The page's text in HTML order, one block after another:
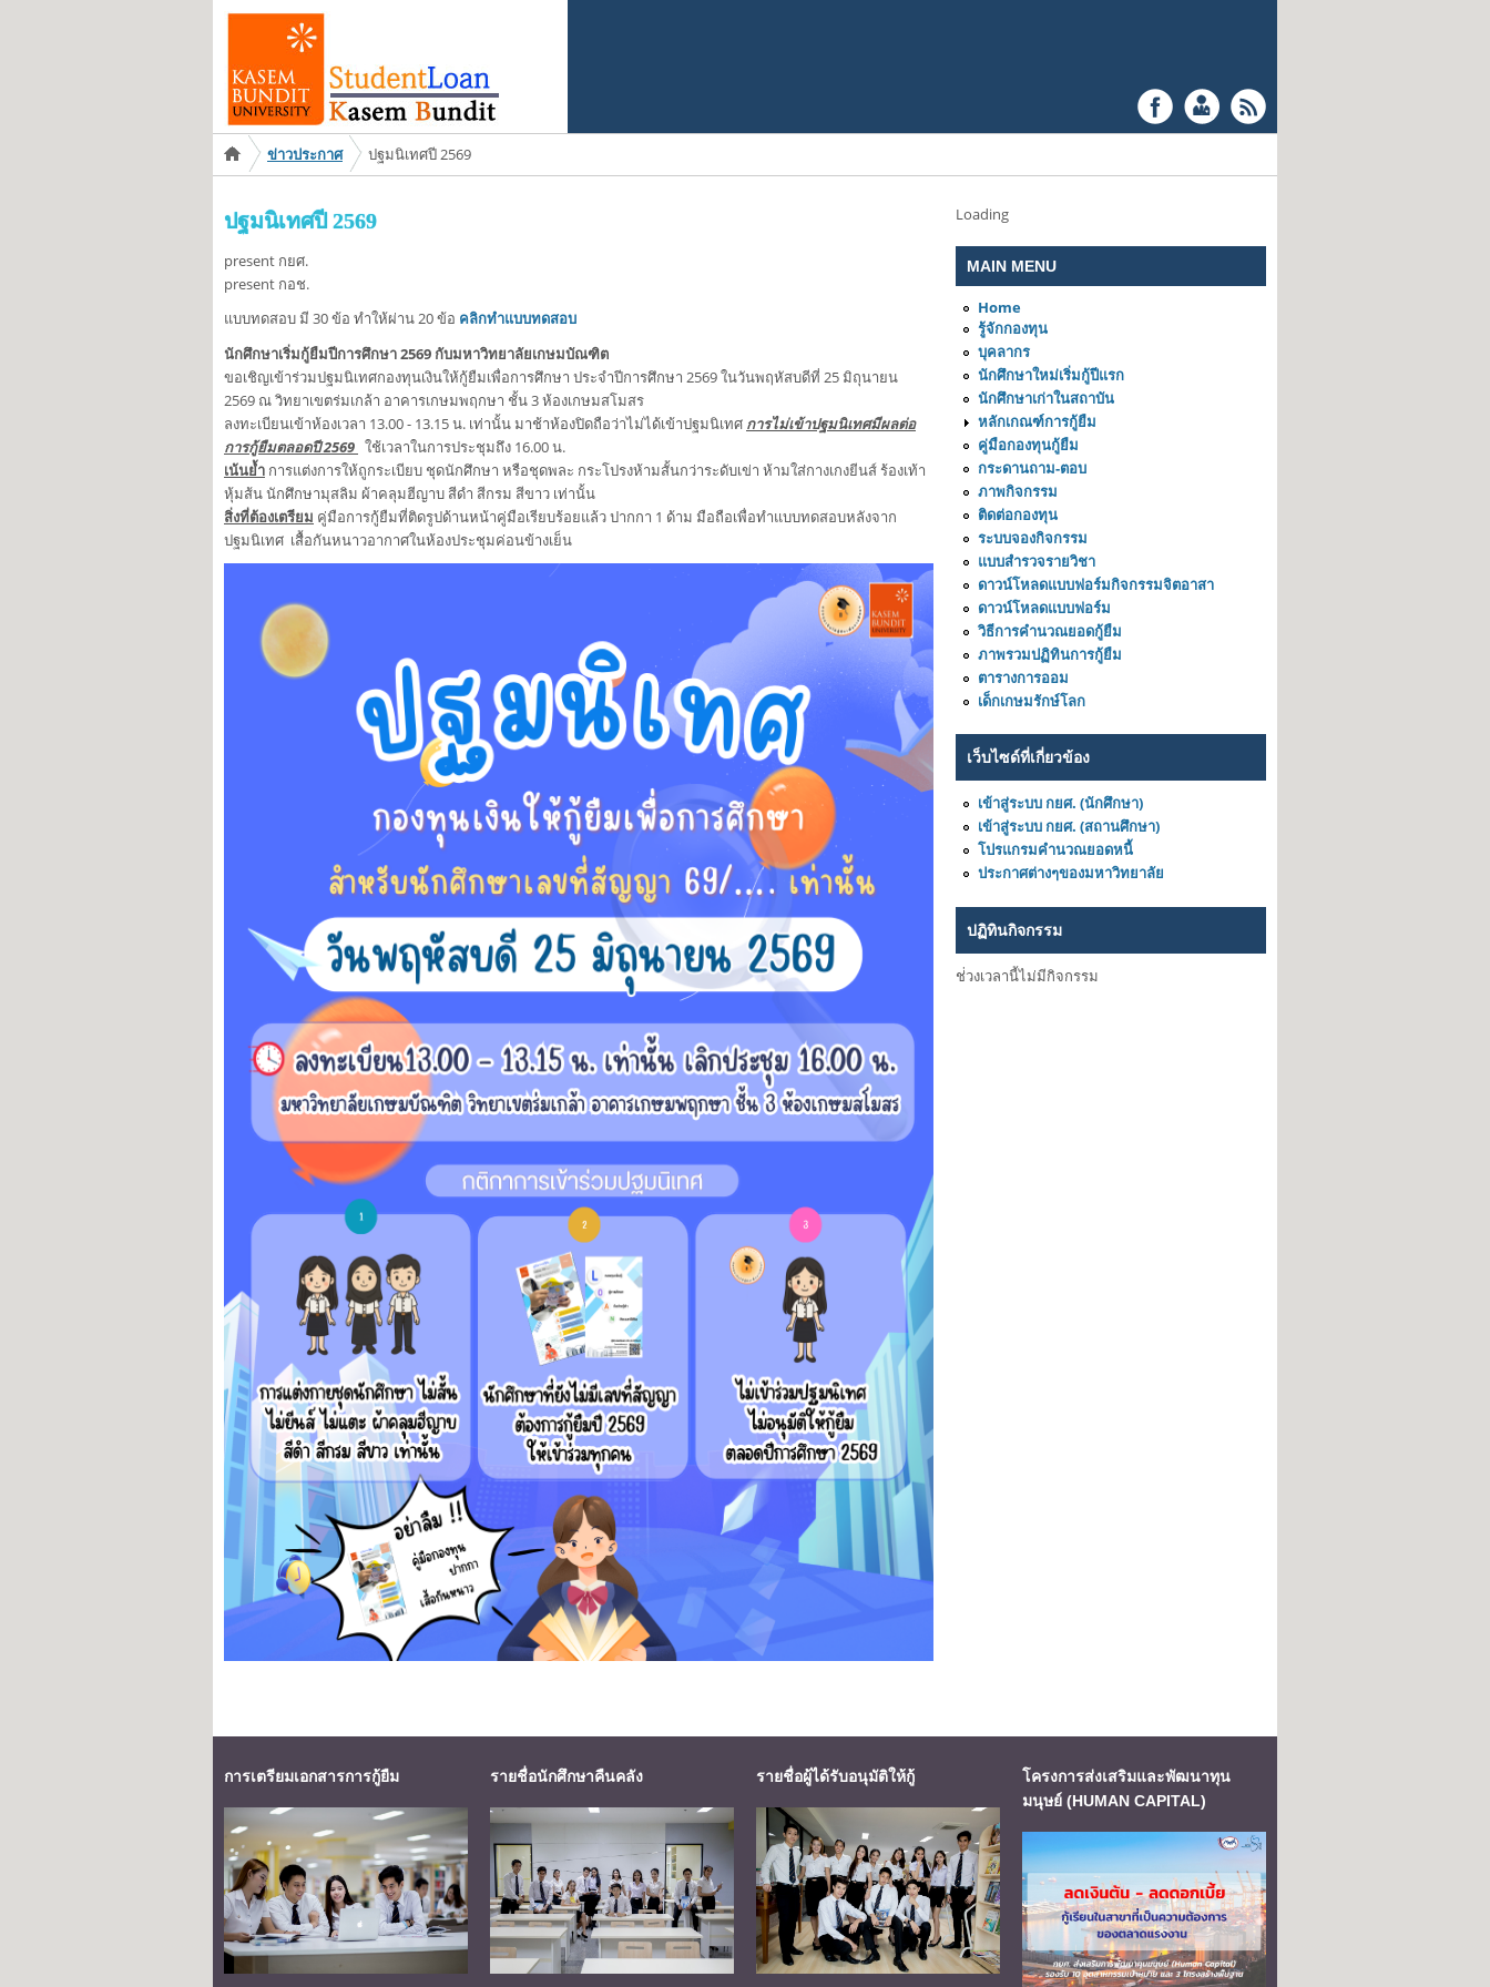
You are here
ข่าวประกาศ ปฐมนิเทศปี 2569
ปฐมนิเทศปี 2569
present กยศ.
present กอช.
แบบทดสอบ มี 30 ข้อ ทำให้ผ่าน 20 ข้อ คลิกทำแบบทดสอบ
นักศึกษาเริ่มกู้ยืมปีการศึกษา 2569 กับมหาวิทยาลัยเกษมบัณฑิต
ขอเชิญเข้าร่วมปฐมนิเทศกองทุนเงินให้กู้ยืมเพื่อการศึกษา ประจำปีการศึกษา 2569 ในวันพฤหัสบดีที่ 25 มิถุนายน
2569 ณ วิทยาเขตร่มเกล้า อาคารเกษมพฤกษา ชั้น 3 ห้องเกษมสโมสร
ลงทะเบียนเข้าห้องเวลา 13.00 - 13.15 น. เท่านั้น มาช้าห้องปิดถือว่าไม่ได้เข้าปฐมนิเทศ การไม่เข้าปฐมนิเทศมีผลต่อ
การกู้ยืมตลอดปี 2569 ใช้เวลาในการประชุมถึง 16.00 น.
เน้นย้ำ การแต่งการให้ถูกระเบียบ ชุดนักศึกษา หรือชุดพละ กระโปรงห้ามสั้นกว่าระดับเข่า ห้ามใส่กางเกงยีนส์ ร้องเท้า
หุ้มส้น นักศึกษามุสลิม ผ้าคลุมฮีญาบ สีดำ สีกรม สีขาว เท่านั้น
สิ่งที่ต้องเตรียม คู่มือการกู้ยืมที่ติดรูปด้านหน้าคู่มือเรียบร้อยแล้ว ปากกา 1 ด้าม มือถือเพื่อทำแบบทดสอบหลังจาก
ปฐมนิเทศ เสื้อกันหนาวอากาศในห้องประชุมค่อนข้างเย็น
Loading
MAIN MENU
Home
รู้จักกองทุน
บุคลากร
นักศึกษาใหม่เริ่มกู้ปีแรก
นักศึกษาเก่าในสถาบัน
หลักเกณฑ์การกู้ยืม
คู่มือกองทุนกู้ยืม
กระดานถาม-ตอบ
ภาพกิจกรรม
ติดต่อกองทุน
ระบบจองกิจกรรม
แบบสำรวจรายวิชา
ดาวน์โหลดแบบฟอร์มกิจกรรมจิตอาสา
ดาวน์โหลดแบบฟอร์ม
วิธีการคำนวณยอดกู้ยืม
ภาพรวมปฏิทินการกู้ยืม
ตารางการออม
เด็กเกษมรักษ์โลก
เว็บไซด์ที่เกี่ยวข้อง
เข้าสู่ระบบ กยศ. (นักศึกษา)
เข้าสู่ระบบ กยศ. (สถานศึกษา)
โปรแกรมคำนวณยอดหนี้
ประกาศต่างๆของมหาวิทยาลัย
ปฏิทินกิจกรรม
ช่่วงเวลานี้ไม่มีกิจกรรม
การเตรียมเอกสารการกู้ยืม รายชื่อนักศึกษาคืนคลัง รายชื่อผู้ได้รับอนุมัติให้กู้
โครงการส่งเสริมและพัฒนาทุน
มนุษย์ (HUMAN CAPITAL)